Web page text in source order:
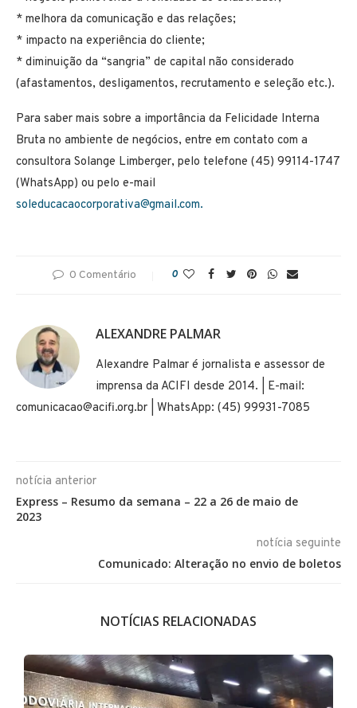
* melhora da comunicação e das relações;
* impacto na experiência do cliente;
* diminuição da “sangria” de capital não considerado
(afastamentos, desligamentos, recrutamento e seleção etc.).
Para saber mais sobre a importância da Felicidade Interna
Bruta no ambiente de negócios, entre em contato com a
consultora Solange Limberger, pelo telefone (45) 99114-1747
(WhatsApp) ou pelo e-mail
soleducacaocorporativa@gmail.com.
0 Comentário 0
ALEXANDRE PALMAR
Alexandre Palmar é jornalista e assessor de
imprensa da ACIFI desde 2014. | E-mail:
comunicacao@acifi.org.br | WhatsApp: (45) 99931-7085
notícia anterior
Express – Resumo da semana – 22 a 26 de maio de
2023
notícia seguinte
Comunicado: Alteração no envio de boletos
NOTÍCIAS RELACIONADAS